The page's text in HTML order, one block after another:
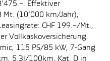
Effektiver
Mt. (10’000 km/Jahr),
CHF 199.–/Mt.,
Vollkaskoversicherung.
115 PS/85 kW, 7-Gang
5.3l/100km, Kat. D in